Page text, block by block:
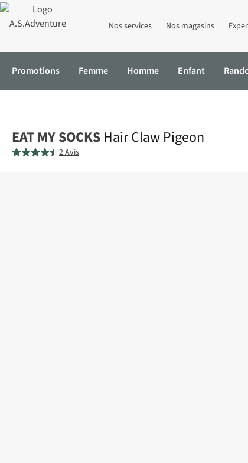
Nos services Nos magasins
Promotions Femme Homme Enfant
EAT MY SOCKS Hair Claw Pigeon
2 Avis